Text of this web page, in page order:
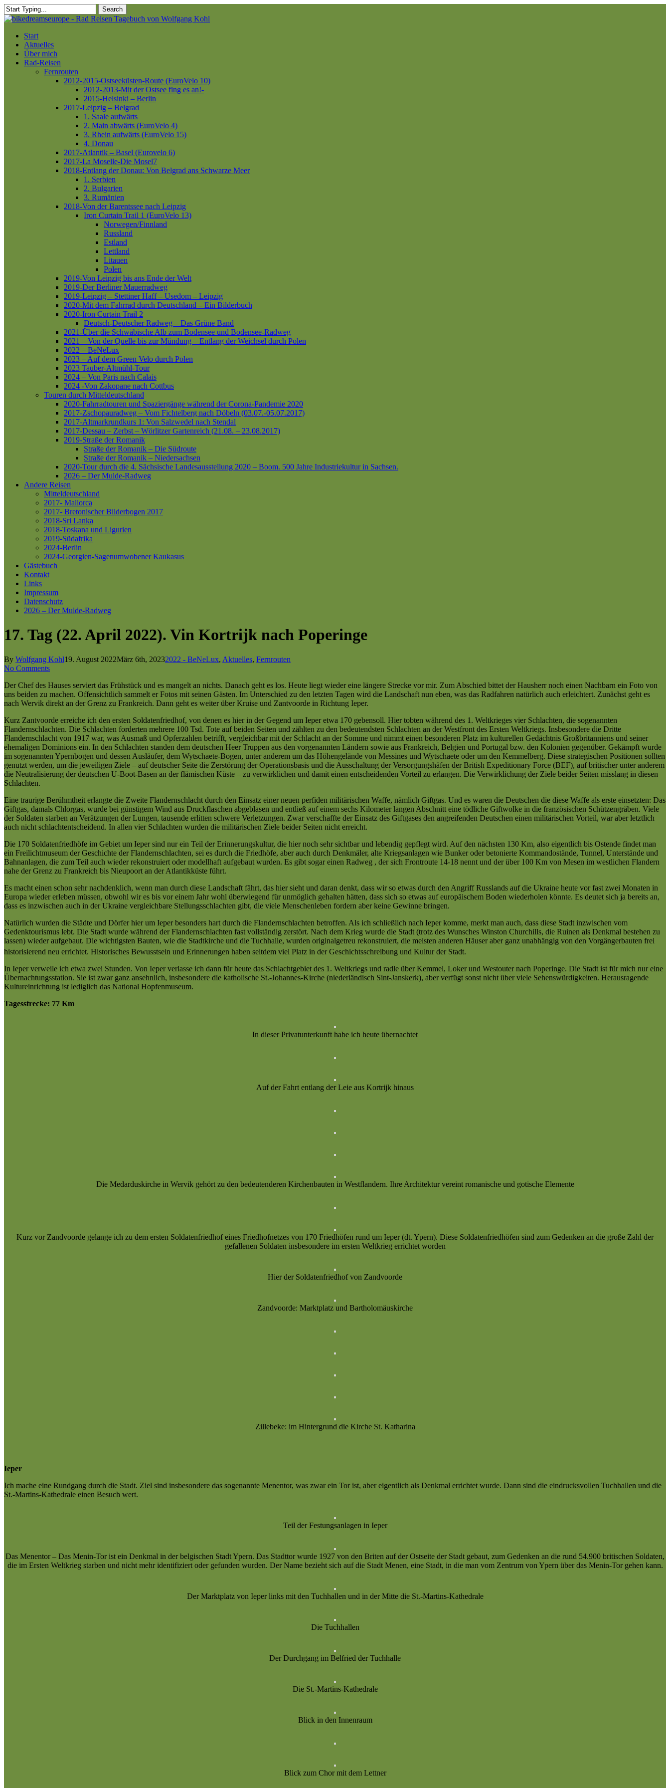
Skip
to
content
Search
Close
Menu
Start
Aktuelles
Über mich
Rad-Reisen
Fernrouten
2012-2015-Ostseeküsten-Route (EuroVelo 10)
2012-2013-Mit der Ostsee fing es an!-
2015-Helsinki – Berlin
2017-Leipzig – Belgrad
1. Saale aufwärts
2. Main abwärts (EuroVelo 4)
3. Rhein aufwärts (EuroVelo 15)
4. Donau
2017-Atlantik – Basel (Eurovelo 6)
2017-La Moselle-Die Mosel7
2018-Entlang der Donau: Von Belgrad ans Schwarze Meer
1. Serbien
2. Bulgarien
3. Rumänien
2018-Von der Barentssee nach Leipzig
Iron Curtain Trail 1 (EuroVelo 13)
Norwegen/Finnland
Russland
Estland
Lettland
Litauen
Polen
2019-Von Leipzig bis ans Ende der Welt
2019-Der Berliner Mauerradweg
2019-Leipzig – Stettiner Haff – Usedom – Leipzig
2020-Mit dem Fahrrad durch Deutschland – Ein Bilderbuch
2020-Iron Curtain Trail 2
Deutsch-Deutscher Radweg – Das Grüne Band
2021-Über die Schwäbische Alb zum Bodensee und Bodensee-Radweg
2021 – Von der Quelle bis zur Mündung – Entlang der Weichsel durch Polen
2022 – BeNeLux
2023 – Auf dem Green Velo durch Polen
2023 Tauber-Altmühl-Tour
2024 – Von Paris nach Calais
2024 -Von Zakopane nach Cottbus
Touren durch Mitteldeutschland
2020-Fahrradtouren und Spaziergänge während der Corona-Pandemie 2020
2017-Zschopauradweg – Vom Fichtelberg nach Döbeln (03.07.-05.07.2017)
2017-Altmarkrundkurs 1: Von Salzwedel nach Stendal
2017-Dessau – Zerbst – Wörlitzer Gartenreich (21.08. – 23.08.2017)
2019-Straße der Romanik
Straße der Romanik – Die Südroute
Straße der Romanik – Niedersachsen
2020-Tour durch die 4. Sächsische Landesausstellung 2020 – Boom. 500 Jahre Industriekultur in Sachsen.
2026 – Der Mulde-Radweg
Andere Reisen
Mitteldeutschland
2017- Mallorca
2017- Bretonischer Bilderbogen 2017
2018-Sri Lanka
2018-Toskana und Ligurien
2019-Südafrika
2024-Berlin
2024-Georgien-Sagenumwobener Kaukasus
Gästebuch
Kontakt
Links
Impressum
Datenschutz
2026 – Der Mulde-Radweg
17. Tag (22. April 2022). Vin Kortrijk nach Poperinge
By Wolfgang Kohl19. August 2022März 6th, 20232022 - BeNeLux, Aktuelles, Fernrouten
No Comments
Der Chef des Hauses serviert das Frühstück und es mangelt an nichts. Danach geht es los. Heute liegt wieder eine längere Strecke vor mir. Zum Abschied bittet der Hausherr noch einen Nachbarn ein Foto von
uns beiden zu machen. Offensichtlich sammelt er Fotos mit seinen Gästen. Im Unterschied zu den letzten Tagen wird die Landschaft nun eben, was das Radfahren natürlich auch erleichtert. Zunächst geht es
nach Wervik direkt an der Grenz zu Frankreich. Dann geht es weiter über Kruise und Zantvoorde in Richtung Ieper.
Kurz Zantvoorde erreiche ich den ersten Soldatenfriedhof, von denen es hier in der Gegend um Ieper etwa 170 gebensoll. Hier tobten während des 1. Weltkrieges vier Schlachten, die sogenannten
Flandernschlachten. Die Schlachten forderten mehrere 100 Tsd. Tote auf beiden Seiten und zählten zu den bedeutendsten Schlachten an der Westfront des Ersten Weltkriegs. Insbesondere die Dritte
Flandernschlacht von 1917 war, was Ausmaß und Opferzahlen betrifft, vergleichbar mit der Schlacht an der Somme und nimmt einen besonderen Platz im kulturellen Gedächtnis Großbritanniens und seiner
ehemaligen Dominions ein. In den Schlachten standen dem deutschen Heer Truppen aus den vorgenannten Ländern sowie aus Frankreich, Belgien und Portugal bzw. den Kolonien gegenüber. Gekämpft wurde
im sogenannten Ypernbogen und dessen Ausläufer, dem Wytschaete-Bogen, unter anderem um das Höhengelände von Messines und Wytschaete oder um den Kemmelberg. Diese strategischen Positionen sollten
genutzt werden, um die jeweiligen Ziele – auf deutscher Seite die Zerstörung der Operationsbasis und die Ausschaltung der Versorgungshäfen der British Expeditionary Force (BEF), auf britischer unter anderem
die Neutralisierung der deutschen U-Boot-Basen an der flämischen Küste – zu verwirklichen und damit einen entscheidenden Vorteil zu erlangen. Die Verwirklichung der Ziele beider Seiten misslang in diesen
Schlachten.
Eine traurige Berühmtheit erlangte die Zweite Flandernschlacht durch den Einsatz einer neuen perfiden militärischen Waffe, nämlich Giftgas. Und es waren die Deutschen die diese Waffe als erste einsetzten: Das
Giftgas, damals Chlorgas, wurde bei günstigem Wind aus Druckflaschen abgeblasen und entließ auf einem sechs Kilometer langen Abschnitt eine tödliche Giftwolke in die französischen Schützengräben. Viele
der Soldaten starben an Verätzungen der Lungen, tausende erlitten schwere Verletzungen. Zwar verschaffte der Einsatz des Giftgases den angreifenden Deutschen einen militärischen Vorteil, war aber letztlich
auch nicht schlachtentscheidend. In allen vier Schlachten wurden die militärischen Ziele beider Seiten nicht erreicht.
Die 170 Soldatenfriedhöfe im Gebiet um Ieper sind nur ein Teil der Erinnerungskultur, die hier noch sehr sichtbar und lebendig gepflegt wird. Auf den nächsten 130 Km, also eigentlich bis Ostende findet man
ein Freilichtmuseum der Geschichte der Flandernschlachten, sei es durch die Friedhöfe, aber auch durch Denkmäler, alte Kriegsanlagen wie Bunker oder betonierte Kommandostände, Tunnel, Unterstände und
Bahnanlagen, die zum Teil auch wieder rekonstruiert oder modellhaft aufgebaut wurden. Es gibt sogar einen Radweg , der sich Frontroute 14-18 nennt und der über 100 Km von Mesen im westlichen Flandern
nahe der Grenz zu Frankreich bis Nieupoort an der Atlantikküste führt.
Es macht einen schon sehr nachdenklich, wenn man durch diese Landschaft fährt, das hier sieht und daran denkt, dass wir so etwas durch den Angriff Russlands auf die Ukraine heute vor fast zwei Monaten in
Europa wieder erleben müssen, obwohl wir es bis vor einem Jahr wohl überwiegend für unmöglich gehalten hätten, dass sich so etwas auf europäischem Boden wiederholen könnte. Es deutet sich ja bereits an,
dass es inzwischen auch in der Ukraine vergleichbare Stellungsschlachten gibt, die viele Menschenleben fordern aber keine Gewinne bringen.
Natürlich wurden die Städte und Dörfer hier um Ieper besonders hart durch die Flandernschlachten betroffen. Als ich schließlich nach Ieper komme, merkt man auch, dass diese Stadt inzwischen vom
Gedenktourismus lebt. Die Stadt wurde während der Flandernschlachten fast vollständig zerstört. Nach dem Krieg wurde die Stadt (trotz des Wunsches Winston Churchills, die Ruinen als Denkmal bestehen zu
lassen) wieder aufgebaut. Die wichtigsten Bauten, wie die Stadtkirche und die Tuchhalle, wurden originalgetreu rekonstruiert, die meisten anderen Häuser aber ganz unabhängig von den Vorgängerbauten frei
historisierend neu errichtet. Historisches Bewusstsein und Erinnerungen haben seitdem viel Platz in der Geschichtsschreibung und Kultur der Stadt.
In Ieper verweile ich etwa zwei Stunden. Von Ieper verlasse ich dann für heute das Schlachtgebiet des 1. Weltkriegs und radle über Kemmel, Loker und Westouter nach Poperinge. Die Stadt ist für mich nur eine
Übernachtungsstation. Sie ist zwar ganz ansehnlich, insbesondere die katholische St.-Johannes-Kirche (niederländisch Sint-Janskerk), aber verfügt sonst nicht über viele Sehenswürdigkeiten. Herausragende
Kultureinrichtung ist lediglich das National Hopfenmuseum.
Tagesstrecke: 77 Km
In dieser Privatunterkunft habe ich heute übernachtet
Auf der Fahrt entlang der Leie aus Kortrijk hinaus
Die Medarduskirche in Wervik gehört zu den bedeutenderen Kirchenbauten in Westflandern. Ihre Architektur vereint romanische und gotische Elemente
Kurz vor Zandvoorde gelange ich zu dem ersten Soldatenfriedhof eines Friedhofnetzes von 170 Friedhöfen rund um Ieper (dt. Ypern). Diese Soldatenfriedhöfen sind zum Gedenken an die große Zahl der
gefallenen Soldaten insbesondere im ersten Weltkrieg errichtet worden
Hier der Soldatenfriedhof von Zandvoorde
Zandvoorde: Marktplatz und Bartholomäuskirche
Zillebeke: im Hintergrund die Kirche St. Katharina
Ieper
Ich mache eine Rundgang durch die Stadt. Ziel sind insbesondere das sogenannte Menentor, was zwar ein Tor ist, aber eigentlich als Denkmal errichtet wurde. Dann sind die eindrucksvollen Tuchhallen und die
St.-Martins-Kathedrale einen Besuch wert.
Teil der Festungsanlagen in Ieper
Das Menentor – Das Menin-Tor ist ein Denkmal in der belgischen Stadt Ypern. Das Stadttor wurde 1927 von den Briten auf der Ostseite der Stadt gebaut, zum Gedenken an die rund 54.900 britischen Soldaten,
die im Ersten Weltkrieg starben und nicht mehr identifiziert oder gefunden wurden. Der Name bezieht sich auf die Stadt Menen, eine Stadt, in die man vom Zentrum von Ypern über das Menin-Tor gehen kann.
Der Marktplatz von Ieper links mit den Tuchhallen und in der Mitte die St.-Martins-Kathedrale
Die Tuchhallen
Der Durchgang im Belfried der Tuchhalle
Die St.-Martins-Kathedrale
Blick in den Innenraum
Blick zum Chor mit dem Lettner